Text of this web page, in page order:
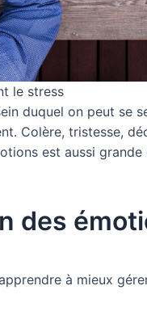
le stress
duquel on peut se
Colère, tristesse,
est aussi grande
des
à mieux